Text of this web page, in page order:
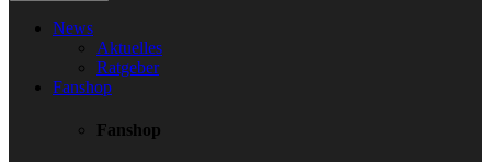
News
Aktuelles
Ratgeber
Fanshop
Fanshop